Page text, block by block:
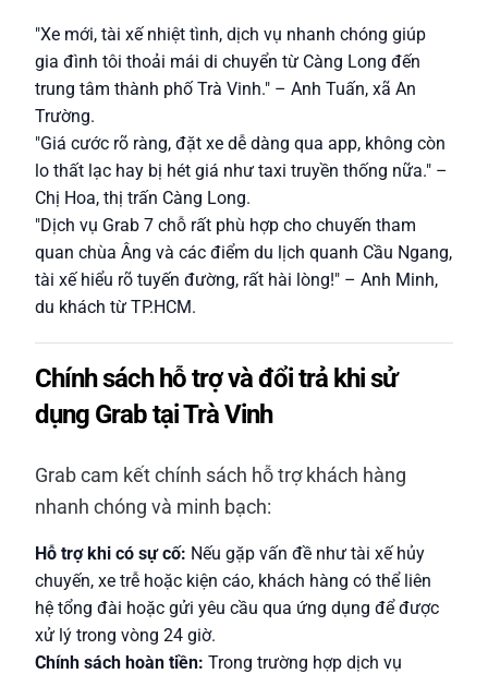
"Xe mới, tài xế nhiệt tình, dịch vụ nhanh chóng giúp
gia đình tôi thoải mái di chuyển từ Càng Long đến
trung tâm thành phố Trà Vinh." – Anh Tuấn, xã An
Trường.
"Giá cước rõ ràng, đặt xe dễ dàng qua app, không còn
lo thất lạc hay bị hét giá như taxi truyền thống nữa." –
Chị Hoa, thị trấn Càng Long.
"Dịch vụ Grab 7 chỗ rất phù hợp cho chuyến tham
quan chùa Âng và các điểm du lịch quanh Cầu Ngang,
tài xế hiểu rõ tuyến đường, rất hài lòng!" – Anh Minh,
du khách từ TP.HCM.
Chính sách hỗ trợ và đổi trả khi sử
dụng Grab tại Trà Vinh
Grab cam kết chính sách hỗ trợ khách hàng
nhanh chóng và minh bạch:
Hỗ trợ khi có sự cố: Nếu gặp vấn đề như tài xế hủy
chuyến, xe trễ hoặc kiện cáo, khách hàng có thể liên
hệ tổng đài hoặc gửi yêu cầu qua ứng dụng để được
xử lý trong vòng 24 giờ.
Chính sách hoàn tiền: Trong trường hợp dịch vụ